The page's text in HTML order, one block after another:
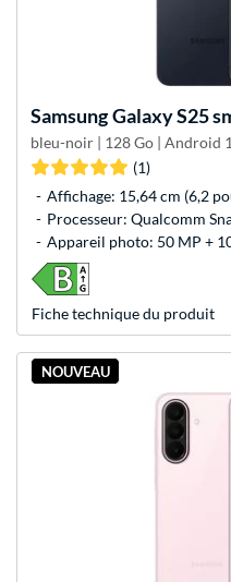
SamsungGalaxy S25
bleu-noir | 128 Go | Android
(1)
Affichage: 15,64 cm (6,2
Processeur: Qualcomm
Appareil photo: 50 MP +
Fiche technique du produit
NOUVEAU